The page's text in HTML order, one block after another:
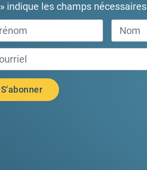
» indique les champs nécessaires